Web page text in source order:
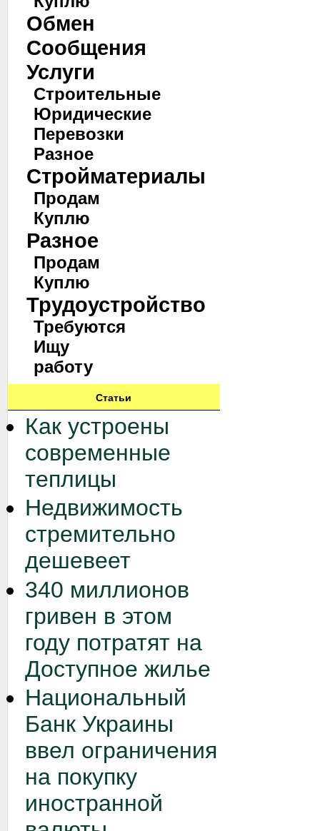
Обмен
Сообщения
Услуги
Строительные
Юридические
Перевозки
Разное
Стройматериалы
Продам
Куплю
Разное
Продам
Куплю
Трудоустройство
Требуются
Ищу
работу
Статьи
Как устроены
современные
теплицы
Недвижимость
стремительно
дешевеет
340 миллионов
гривен в этом
году потратят на
Доступное жилье
Национальный
Банк Украины
ввел ограничения
на покупку
иностранной